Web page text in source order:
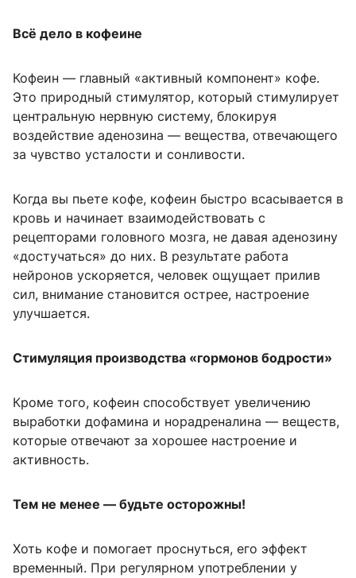
Всё дело в кофеине
Кофеин — главный «активный компонент» кофе.
Это природный стимулятор, который стимулирует
центральную нервную систему, блокируя
воздействие аденозина — вещества, отвечающего
за чувство усталости и сонливости.
Когда вы пьете кофе, кофеин быстро всасывается в
кровь и начинает взаимодействовать с
рецепторами головного мозга, не давая аденозину
«достучаться» до них. В результате работа
нейронов ускоряется, человек ощущает прилив
сил, внимание становится острее, настроение
улучшается.
Стимуляция производства «гормонов бодрости»
Кроме того, кофеин способствует увеличению
выработки дофамина и норадреналина — веществ,
которые отвечают за хорошее настроение и
активность.
Тем не менее — будьте осторожны!
Хоть кофе и помогает проснуться, его эффект
временный. При регулярном употреблении у